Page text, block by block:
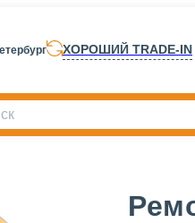
ХОРОШИЙ TRADE-IN